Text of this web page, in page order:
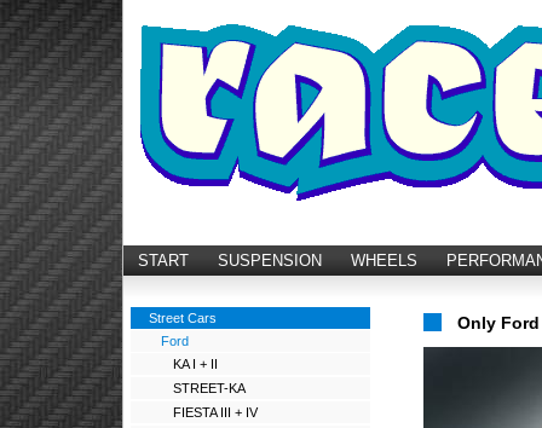
START SUSPENSION WHEELS
Street Cars
Ford
KA I + II
STREET-KA
FIESTA III + IV
Only Ford